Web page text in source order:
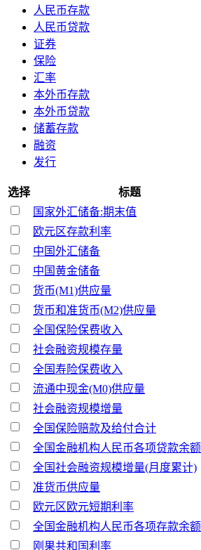
人民币存款
人民币贷款
证券
保险
汇率
本外币存款
本外币贷款
储蓄存款
融资
发行
选择 标题
国家外汇储备:期末值
欧元区存款利率
中国外汇储备
中国黄金储备
货币(M1)供应量
货币和准货币(M2)供应量
全国保险保费收入
社会融资规模存量
全国寿险保费收入
流通中现金(M0)供应量
社会融资规模增量
全国保险赔款及给付合计
全国金融机构人民币各项贷款余额
全国社会融资规模增量(月度累计)
准货币供应量
欧元区欧元短期利率
全国金融机构人民币各项存款余额
刚果共和国利率